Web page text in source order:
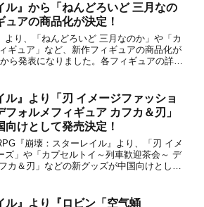
ル』から「ねんどろいど 三月なの
アの商品化が決定！
より、「ねんどろいど 三月なのか」や「カ
ギュア」など、新作フィギュアの商品化が
ら発表になりました。各フィギュアの詳細
ル』より「刃 イメージファッショ
フォルメフィギュア カフカ＆刃」
けとして発売決定！
『崩壊：スターレイル』より、「刃 イメ
ズ」や「カプセルトイ～列車歓迎茶会～ デ
カ＆刃」などの新グッズが中国向けとして
ル』より『ロビン「空气蛹